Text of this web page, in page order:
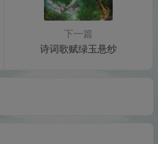
下一篇
诗词歌赋绿玉悬纱